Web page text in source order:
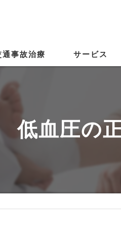
通事故治療 サービス
スポーツ外傷
骨盤矯正
低血圧の